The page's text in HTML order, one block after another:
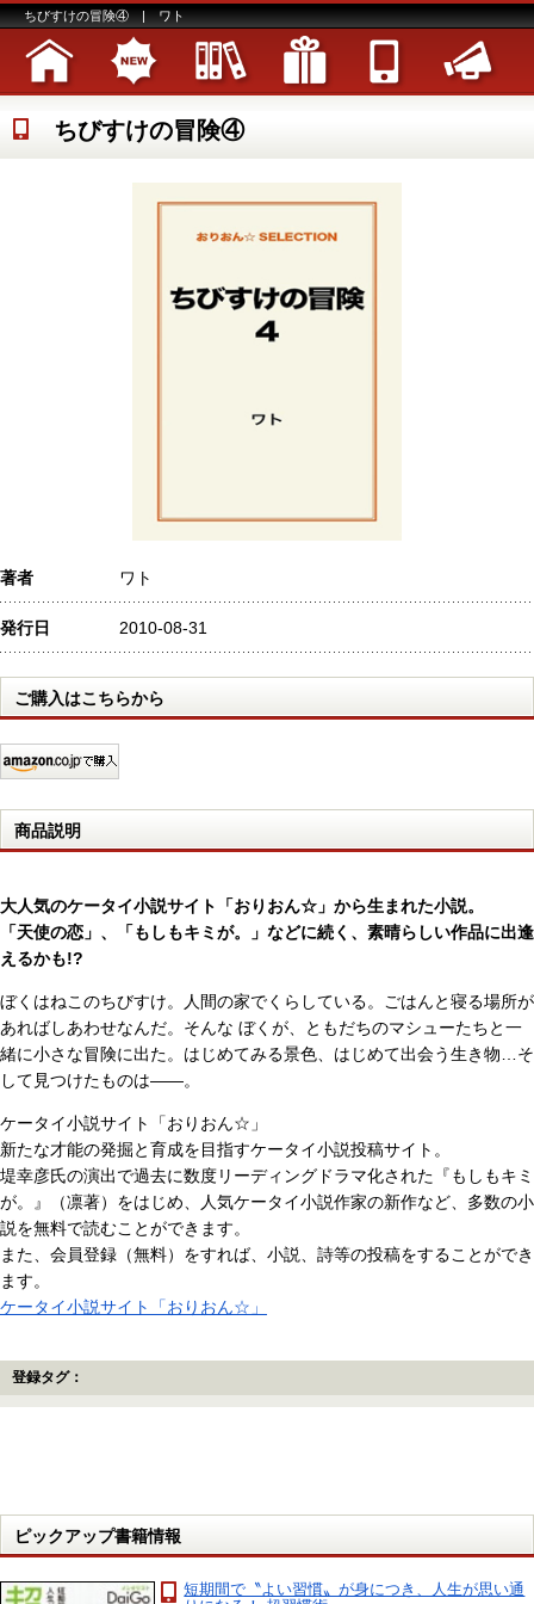
ちびすけの冒険④ | ワト
ちびすけの冒険④
著者 ワト
発行日 2010-08-31
ご購入はこちらから
商品説明
大人気のケータイ小説サイト「おりおん☆」から生まれた小説。
「天使の恋」、「もしもキミが。」などに続く、素晴らしい作品に出逢
えるかも!?
ぼくはねこのちびすけ。人間の家でくらしている。ごはんと寝る場所が
あればしあわせなんだ。そんな ぼくが、ともだちのマシューたちと一
緒に小さな冒険に出た。はじめてみる景色、はじめて出会う生き物…そ
して見つけたものは――。
ケータイ小説サイト「おりおん☆」
新たな才能の発掘と育成を目指すケータイ小説投稿サイト。
堤幸彦氏の演出で過去に数度リーディングドラマ化された『もしもキミ
が。』（凛著）をはじめ、人気ケータイ小説作家の新作など、多数の小
説を無料で読むことができます。
また、会員登録（無料）をすれば、小説、詩等の投稿をすることができ
ます。
ケータイ小説サイト「おりおん☆」
登録タグ：
ピックアップ書籍情報
短期間で〝よい習慣〟が身につき、人生が思い通